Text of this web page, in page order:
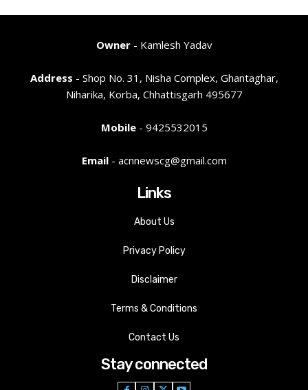
Owner- Kamlesh Yadav
Address - Shop No. 31, Nisha Complex, Ghantaghar,
Niharika, Korba, Chhattisgarh 495677
Mobile- 9425532015
Email- acnnewscg@gmail.com
Links
About Us
Privacy Policy
Disclaimer
Terms & Conditions
Contact Us
Stay connected